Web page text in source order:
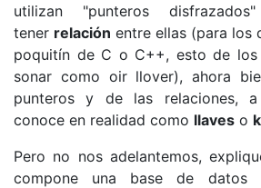
utilizan "punteros
tener relación entre ellas (para los
poquitín de C o C++, esto de los
sonar como oir llover), ahora
punteros y de las relaciones,
conoce en realidad como llaves o
Pero no nos adelantemos,
compone una base de datos